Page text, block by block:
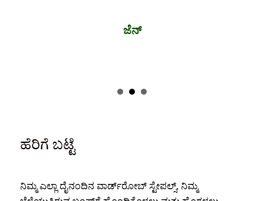
ಜೆನ್
ಹೆರಿಗೆ ಬಟ್ಟೆ
ನಿಮ್ಮ ಎಲ್ಲಾ ದೈನಂದಿನ ವಾರ್ಡ್‌ರೋಬ್ ಸ್ಟೇಪಲ್ಸ್, ನಿಮ್ಮ